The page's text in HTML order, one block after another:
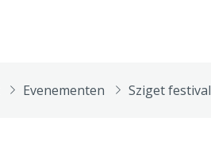
Evenementen Sziget festival